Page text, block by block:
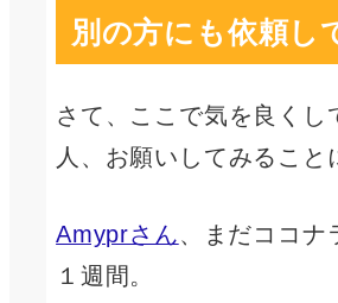
別の方にも依頼し
さて、ここで気を良くし
人、お願いしてみること
Amyprさん、まだココナ
１週間。